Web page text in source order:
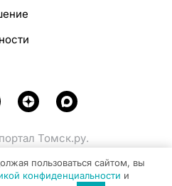
Томск.ру.
связи и массовых
Федерации.
пользоваться сайтом, вы
конфиденциальности и